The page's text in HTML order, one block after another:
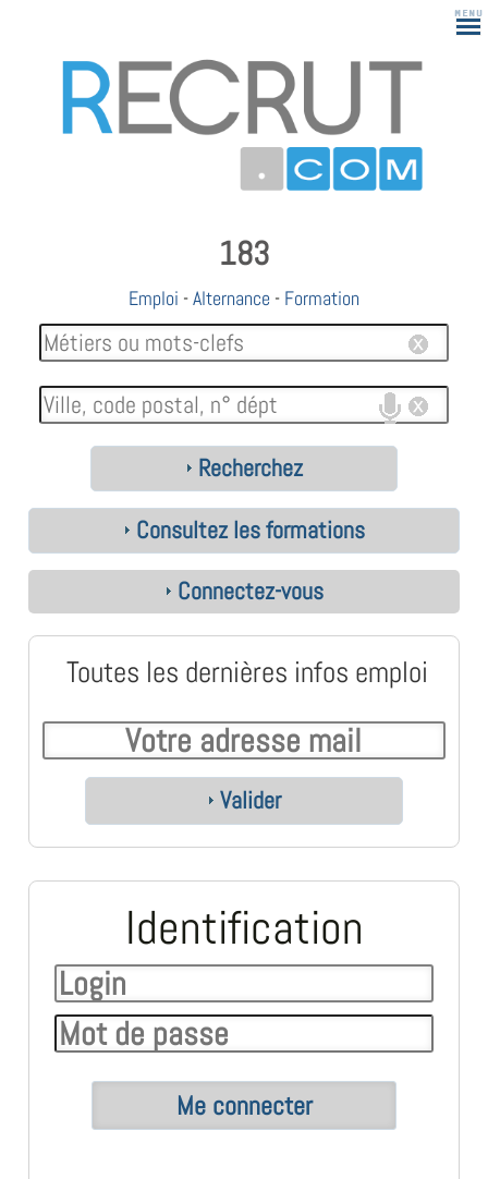
183
Emploi -Alternance - Formation
Recherchez
Consultez les formations
Connectez-vous
Toutes les dernières infos emploi
Valider
Identification